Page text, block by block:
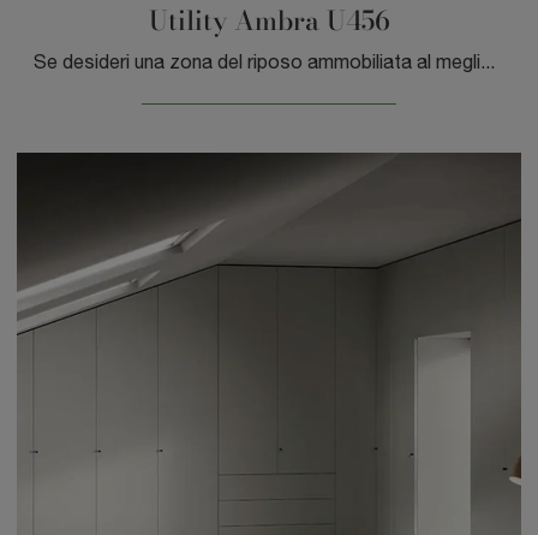
Utility Ambra U456
Se desideri una zona del riposo ammobiliata al meglio, scegli l'armadio Utility Ambra U456 con ante battenti di Moretti Compact Giorno Notte!